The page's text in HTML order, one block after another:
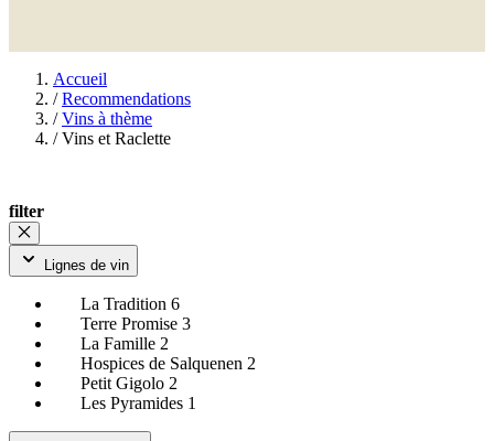
Accueil
/ Recommendations
/ Vins à thème
/ Vins et Raclette
filter
Lignes de vin
La Tradition 6
Terre Promise 3
La Famille 2
Hospices de Salquenen 2
Petit Gigolo 2
Les Pyramides 1